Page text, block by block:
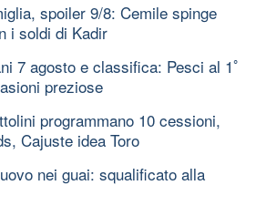
spoiler 9/8: Cemile spinge
i soldi di Kadir
7 agosto e classifica: Pesci al 1ﾟ
preziose
programmano 10 cessioni,
Cajuste idea Toro
nei guai: squalificato alla